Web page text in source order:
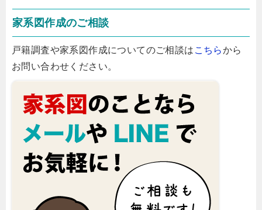
家系図作成のご相談
戸籍調査や家系図作成についてのご相談は こちらから
お問い合わせください。